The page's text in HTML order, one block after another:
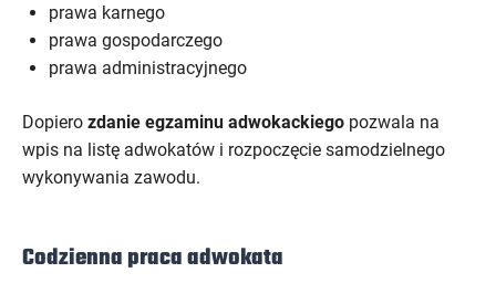
prawa karnego
prawa gospodarczego
prawa administracyjnego
Dopiero zdanie egzaminu adwokackiego pozwala na
wpis na listę adwokatów i rozpoczęcie samodzielnego
wykonywania zawodu.
Codzienna praca adwokata